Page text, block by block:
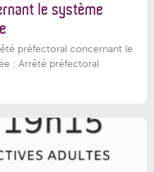
le système
préfectoral concernant le
: Arrêté préfectoral